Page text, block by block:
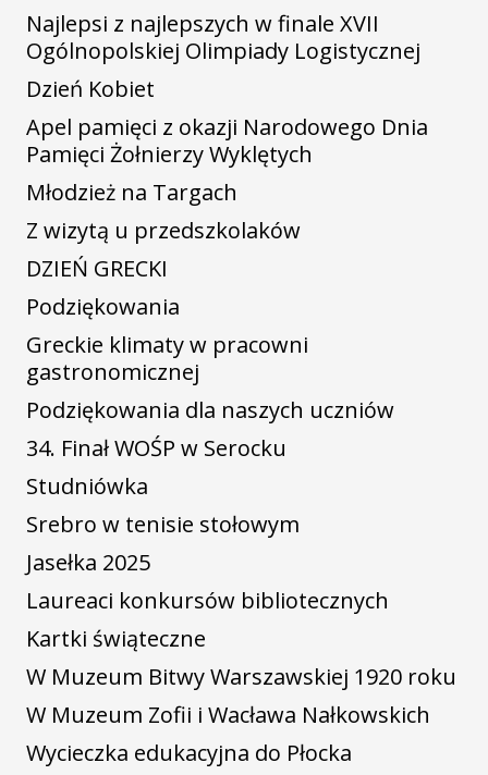
Najlepsi z najlepszych w finale XVII
Ogólnopolskiej Olimpiady Logistycznej
Dzień Kobiet
Apel pamięci z okazji Narodowego Dnia
Pamięci Żołnierzy Wyklętych
Młodzież na Targach
Z wizytą u przedszkolaków
DZIEŃ GRECKI
Podziękowania
Greckie klimaty w pracowni
gastronomicznej
Podziękowania dla naszych uczniów
34. Finał WOŚP w Serocku
Studniówka
Srebro w tenisie stołowym
Jasełka 2025
Laureaci konkursów bibliotecznych
Kartki świąteczne
W Muzeum Bitwy Warszawskiej 1920 roku
W Muzeum Zofii i Wacława Nałkowskich
Wycieczka edukacyjna do Płocka